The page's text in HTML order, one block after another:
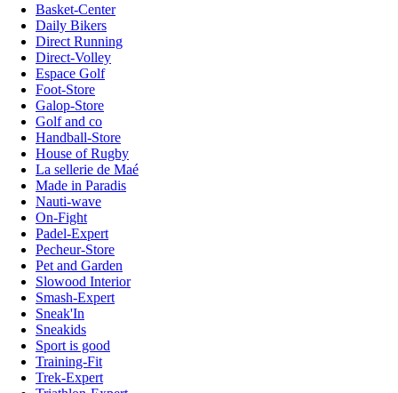
Basket-Center
Daily Bikers
Direct Running
Direct-Volley
Espace Golf
Foot-Store
Galop-Store
Golf and co
Handball-Store
House of Rugby
La sellerie de Maé
Made in Paradis
Nauti-wave
On-Fight
Padel-Expert
Pecheur-Store
Pet and Garden
Slowood Interior
Smash-Expert
Sneak'In
Sneakids
Sport is good
Training-Fit
Trek-Expert